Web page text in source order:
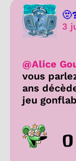
3
@Alice
vous
ans
jeu
0